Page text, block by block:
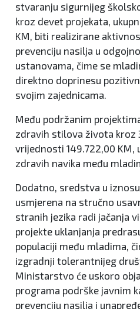
stvaranju sigurnijeg
kroz devet projekata,
KM, biti realizirane
prevenciju nasilja u
ustanovama, čime se
direktno doprinesu
svojim zajednicama.
Među podržanim
zdravih stilova života kroz
vrijednosti 149.722,00 KM,
zdravih navika među
Dodatno, sredstva u
usmjerena na stručno
stranih jezika radi jačanja
projekte uklanjanja
populaciji među mladima,
izgradnji tolerantnijeg
Ministarstvo će uskoro
programa podrške javnim
prevenciju nasilja i